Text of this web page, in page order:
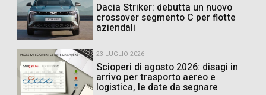
Dacia Striker: debutta un nuovo
crossover segmento C per flotte
aziendali
23 LUGLIO 2026
Scioperi di agosto 2026: disagi in
arrivo per trasporto aereo e
logistica, le date da segnare